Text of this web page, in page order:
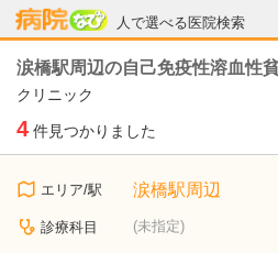
人で選べる医院検索
病院なび
涙橋駅周辺の自己免疫性溶血性
クリニック
4 件見つかりました
エリア/駅 涙橋駅周辺
診療科目 (未指定)